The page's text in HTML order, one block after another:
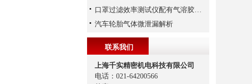
口罩过滤效率测试仪配有气溶胶发生器特点，满足测试需求
汽车轮胎气体微泄漏解析
联系我们
上海千实精密机电科技有限公司
电话：021-64200566